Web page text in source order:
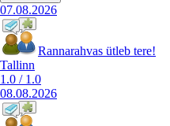
07.08.2026
Rannarahvas ütleb tere!
Tallinn
1.0 / 1.0
08.08.2026